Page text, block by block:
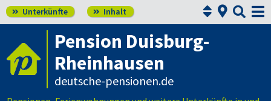
 Unterkünfte  Inhalt  

Pension Duisburg-
Rheinhausen
deutsche-pensionen.de